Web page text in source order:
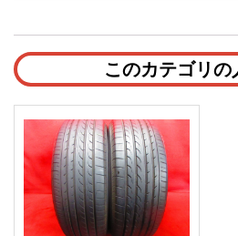
このカテゴリの